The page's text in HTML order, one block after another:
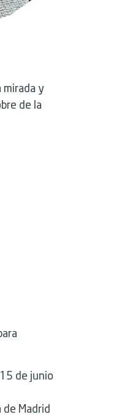
mirada y
de la
de junio
Madrid